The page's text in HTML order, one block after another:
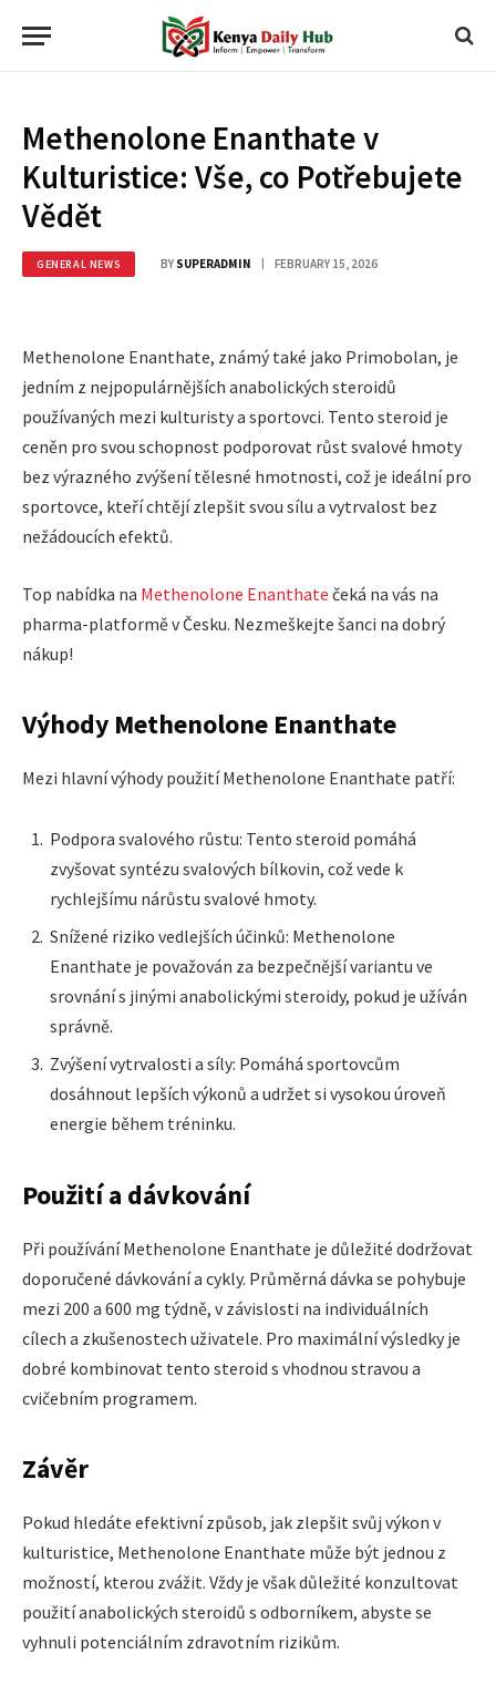
Methenolone Enanthate v
Kulturistice: Vše, co Potřebujete
Vědět
GENERAL NEWS BY SUPERADMIN FEBRUARY 15, 2026
Methenolone Enanthate, známý také jako Primobolan, je
jedním z nejpopulárnějších anabolických steroidů
používaných mezi kulturisty a sportovci. Tento steroid je
ceněn pro svou schopnost podporovat růst svalové hmoty
bez výrazného zvýšení tělesné hmotnosti, což je ideální pro
sportovce, kteří chtějí zlepšit svou sílu a vytrvalost bez
nežádoucích efektů.
Top nabídka na Methenolone Enanthate čeká na vás na
pharma-platformě v Česku. Nezmeškejte šanci na dobrý
nákup!
Výhody Methenolone Enanthate
Mezi hlavní výhody použití Methenolone Enanthate patří:
Podpora svalového růstu: Tento steroid pomáhá
zvyšovat syntézu svalových bílkovin, což vede k
rychlejšímu nárůstu svalové hmoty.
Snížené riziko vedlejších účinků: Methenolone
Enanthate je považován za bezpečnější variantu ve
srovnání s jinými anabolickými steroidy, pokud je užíván
správně.
Zvýšení vytrvalosti a síly: Pomáhá sportovcům
dosáhnout lepších výkonů a udržet si vysokou úroveň
energie během tréninku.
Použití a dávkování
Při používání Methenolone Enanthate je důležité dodržovat
doporučené dávkování a cykly. Průměrná dávka se pohybuje
mezi 200 a 600 mg týdně, v závislosti na individuálních
cílech a zkušenostech uživatele. Pro maximální výsledky je
dobré kombinovat tento steroid s vhodnou stravou a
cvičebním programem.
Závěr
Pokud hledáte efektivní způsob, jak zlepšit svůj výkon v
kulturistice, Methenolone Enanthate může být jednou z
možností, kterou zvážit. Vždy je však důležité konzultovat
použití anabolických steroidů s odborníkem, abyste se
vyhnuli potenciálním zdravotním rizikům.